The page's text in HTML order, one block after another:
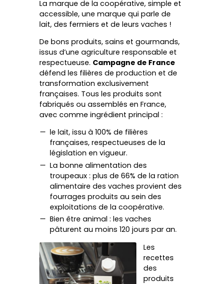
La marque de la coopérative, simple et
accessible, une marque qui parle de
lait, des fermiers et de leurs vaches !
De bons produits, sains et gourmands,
issus d’une agriculture responsable et
respectueuse. Campagne de France
défend les filières de production et de
transformation exclusivement
françaises. Tous les produits sont
fabriqués ou assemblés en France,
avec comme ingrédient principal :
le lait, issu à 100% de filières
françaises, respectueuses de la
législation en vigueur.
La bonne alimentation des
troupeaux : plus de 66% de la ration
alimentaire des vaches provient des
fourrages produits au sein des
exploitations de la coopérative.
Bien être animal : les vaches
pâturent au moins 120 jours par an.
Les
recettes
des
produits